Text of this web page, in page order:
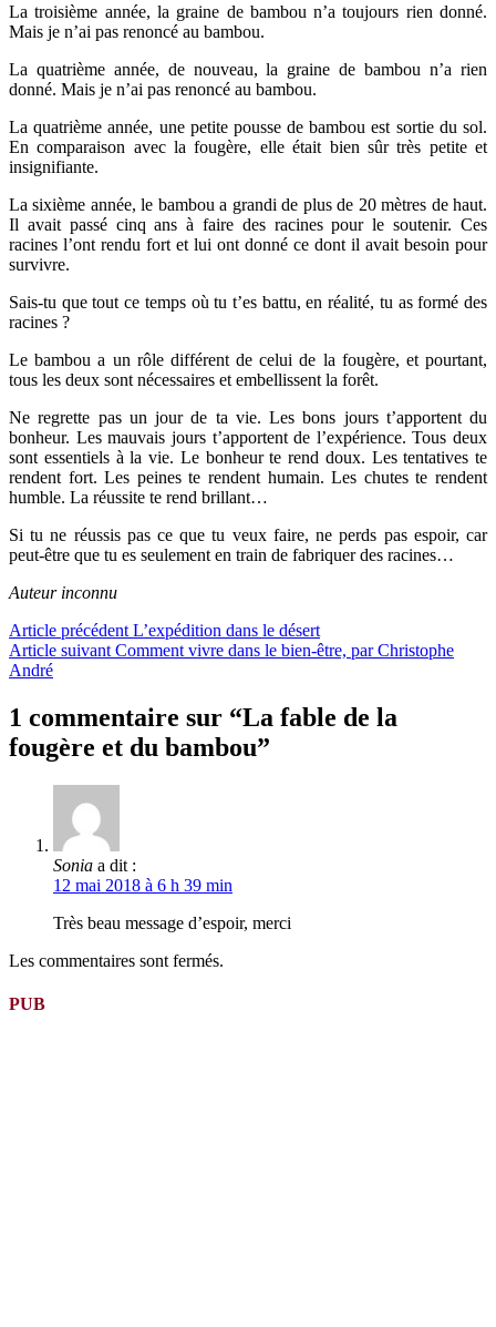
La troisième année, la graine de bambou n’a toujours rien donné.
Mais je n’ai pas renoncé au bambou.
La quatrième année, de nouveau, la graine de bambou n’a rien
donné. Mais je n’ai pas renoncé au bambou.
La quatrième année, une petite pousse de bambou est sortie du sol.
En comparaison avec la fougère, elle était bien sûr très petite et
insignifiante.
La sixième année, le bambou a grandi de plus de 20 mètres de haut.
Il avait passé cinq ans à faire des racines pour le soutenir. Ces
racines l’ont rendu fort et lui ont donné ce dont il avait besoin pour
survivre.
Sais-tu que tout ce temps où tu t’es battu, en réalité, tu as formé des
racines ?
Le bambou a un rôle différent de celui de la fougère, et pourtant,
tous les deux sont nécessaires et embellissent la forêt.
Ne regrette pas un jour de ta vie. Les bons jours t’apportent du
bonheur. Les mauvais jours t’apportent de l’expérience. Tous deux
sont essentiels à la vie. Le bonheur te rend doux. Les tentatives te
rendent fort. Les peines te rendent humain. Les chutes te rendent
humble. La réussite te rend brillant…
Si tu ne réussis pas ce que tu veux faire, ne perds pas espoir, car
peut-être que tu es seulement en train de fabriquer des racines…
Auteur inconnu
Lire
la
Article précédent L’expédition dans le désert
Article suivant Comment vivre dans le bien-être, par Christophe
André
1 commentaire sur “La fable de la
fougère et du bambou”
Sonia a dit :
12 mai 2018 à 6 h 39 min
Très beau message d’espoir, merci
Les commentaires sont fermés.
PUB